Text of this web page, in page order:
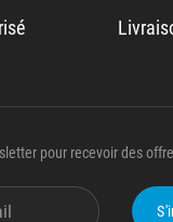
pour recevoir des